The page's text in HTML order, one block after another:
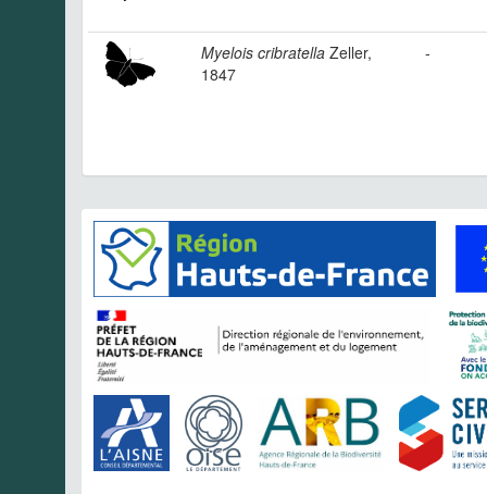
Myelois cribratella Zeller,
1847
-